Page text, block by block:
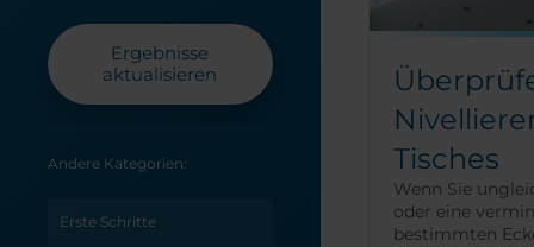
Ergebnisse
aktualisieren
Andere Kategorien:
Erste Schritte
Tisches
Wenn Sie
oder eine
bestimmten